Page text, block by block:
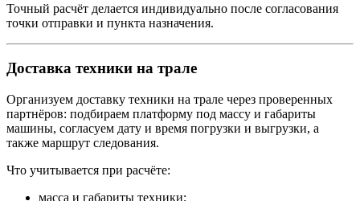
Точный расчёт делается индивидуально после согласования
точки отправки и пункта назначения.
Доставка техники на трале
Организуем доставку техники на трале через проверенных
партнёров: подбираем платформу под массу и габариты
машины, согласуем дату и время погрузки и выгрузки, а
также маршрут следования.
Что учитывается при расчёте:
масса и габариты техники;